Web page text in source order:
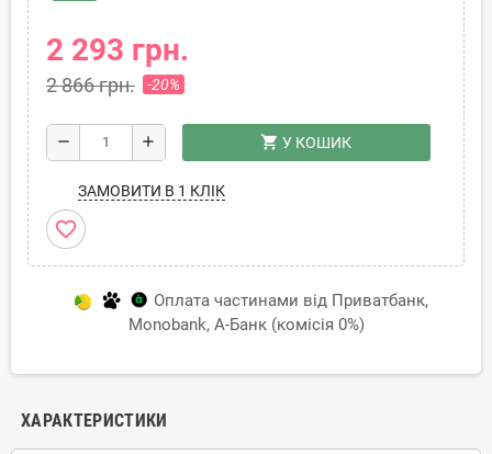
2 293 грн.
2 866 грн. -20%
remove add shopping_cart У КОШИК
ЗАМОВИТИ В 1 КЛІК
favorite_border
Оплата частинами від Приватбанк,
Monobank, А-Банк (комісія 0%)
ХАРАКТЕРИСТИКИ